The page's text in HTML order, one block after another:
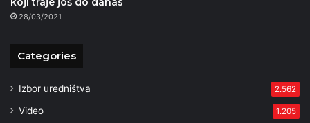
28/03/2021
Categories
Izbor uredništva 2.562
Video 1.205